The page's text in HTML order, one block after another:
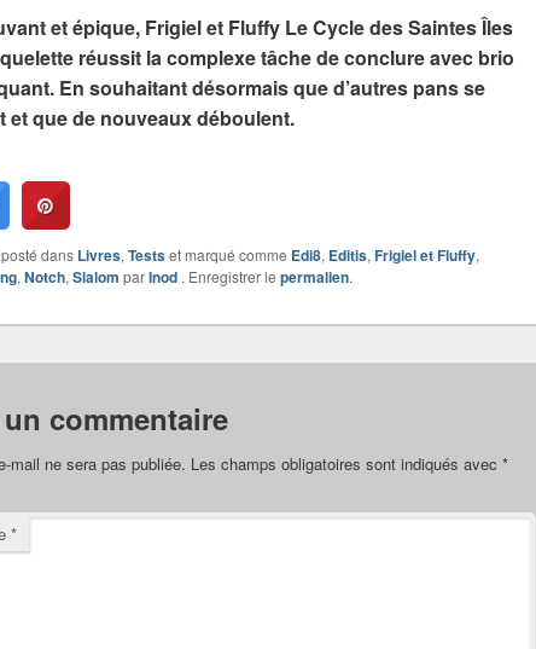
et épique, Frigiel et Fluffy Le Cycle des Saintes Îles
réussit la complexe tâche de conclure avec brio
En souhaitant désormais que d’autres pans se
et que de nouveaux déboulent.
dans Livres, Testset marqué comme Edi8, Editis, Frigiel et Fluffy,
, Notch, Slalom parInod . Enregistrer le permalien.
commentaire
mail ne sera pas publiée. Les champs obligatoires sont indiqués avec *
*